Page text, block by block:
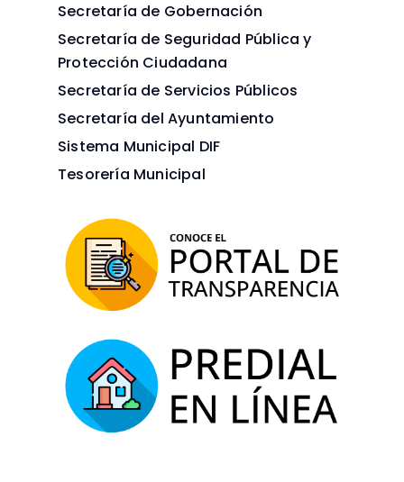
Secretaría de Gobernación
Secretaría de Seguridad Pública y
Protección Ciudadana
Secretaría de Servicios Públicos
Secretaría del Ayuntamiento
Sistema Municipal DIF
Tesorería Municipal